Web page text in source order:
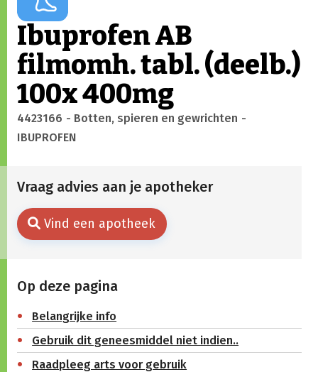
Ibuprofen AB
filmomh. tabl. (deelb.)
100x 400mg
4423166 - Botten, spieren en gewrichten -
IBUPROFEN
Vraag advies aan je apotheker
Vind een apotheek
Op deze pagina
Belangrijke info
Gebruik dit geneesmiddel niet indien..
Raadpleeg arts voor gebruik